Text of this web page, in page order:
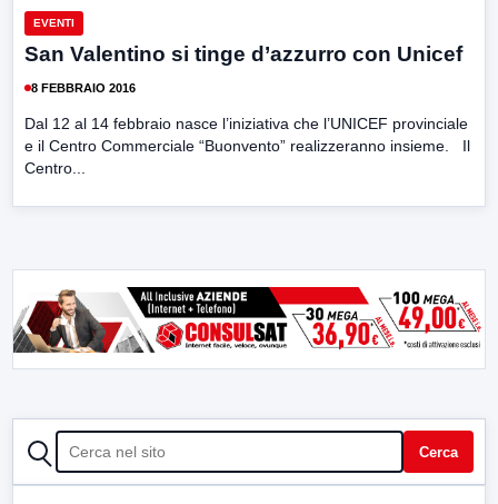
EVENTI
San Valentino si tinge d’azzurro con Unicef
8 FEBBRAIO 2016
Dal 12 al 14 febbraio nasce l’iniziativa che l’UNICEF provinciale
e il Centro Commerciale “Buonvento” realizzeranno insieme. Il
Centro...
CERCA Cerca